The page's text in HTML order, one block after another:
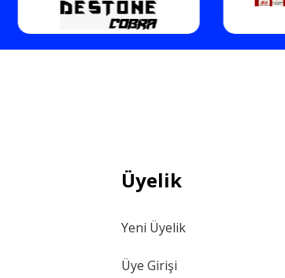
Üyelik
Yeni Üyelik
Üye Girişi